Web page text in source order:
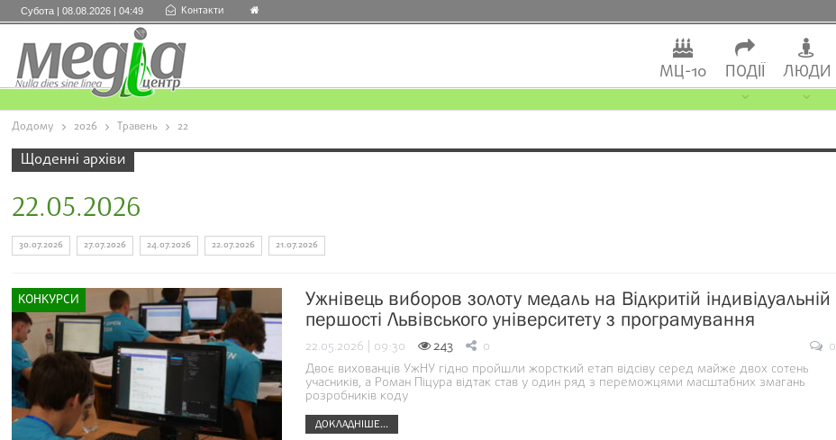
Субота | 08.08.2026 | 04:49 Контакти
МЦ-10 ПОДІЇ ЛЮДИ
Додому 2026 Травень 22
Щоденні архіви
22.05.2026
30.07.2026 27.07.2026 24.07.2026 22.07.2026 21.07.2026
КОНКУРСИ
Ужнівець виборов золоту медаль на Відкритій індивідуальній
першості Львівського університету з програмування
22.05.2026 | 09:30 243 0
0
Двоє вихованців УжНУ гідно пройшли жорсткий етап відсіву серед майже двох сотень
учасників, а Роман Піцура відтак став у один ряд з переможцями масштабних змагань
розробників коду
ДОКЛАДНІШЕ...